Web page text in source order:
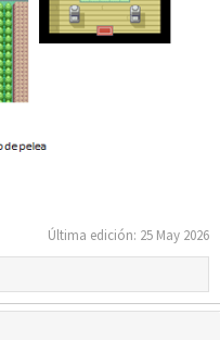
Última edición: 25 May 2026